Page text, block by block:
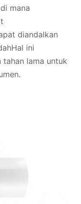
mana
diandalkan
ini
tahan lama untuk